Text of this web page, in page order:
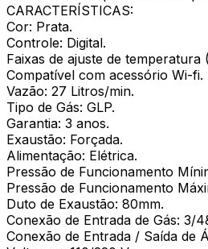
CARACTERÍSTICAS:
Cor: Prata.
Controle: Digital.
Faixas de ajuste de temperatura
Compatível com acessório Wi-fi.
Vazão: 27 Litros/min.
Tipo de Gás: GLP.
Garantia: 3 anos.
Exaustão: Forçada.
Alimentação: Elétrica.
Pressão de Funcionamento
Pressão de Funcionamento
Duto de Exaustão: 80mm.
Conexão de Entrada de Gás: 3/
Conexão de Entrada / Saída de